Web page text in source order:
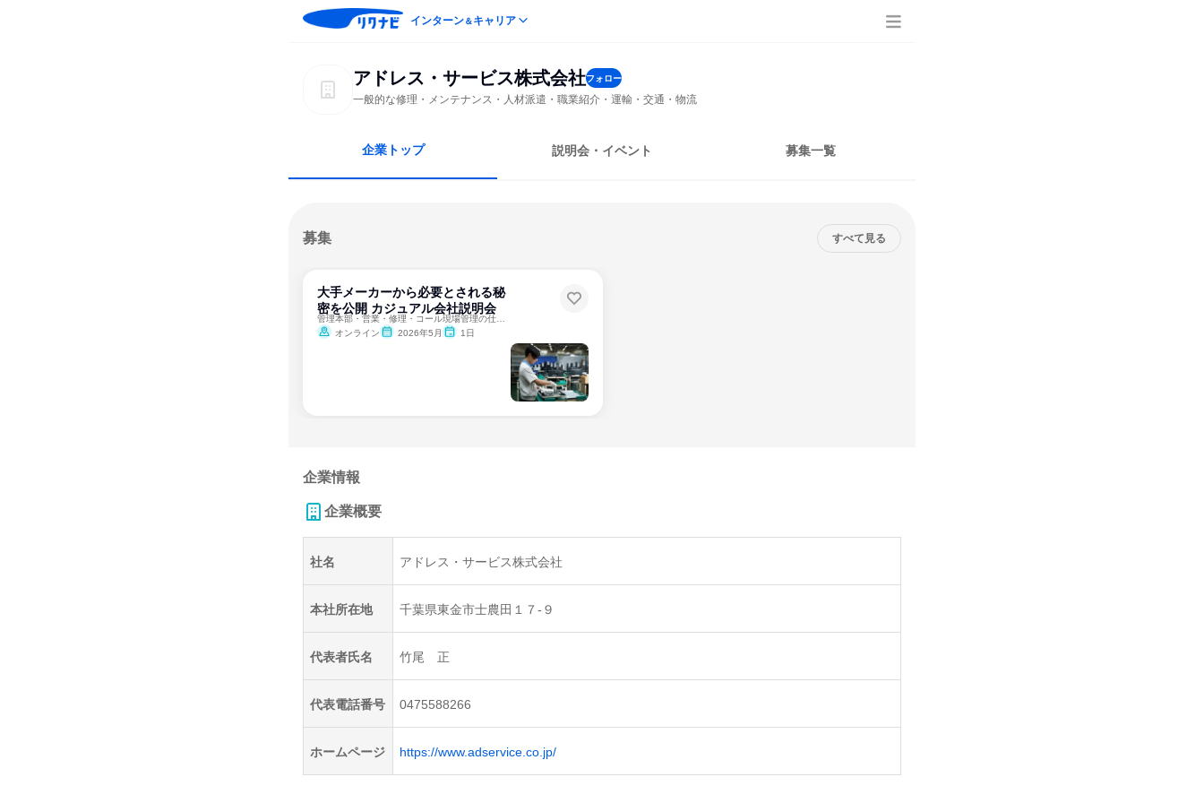
インターン＆キャリア
アドレス・サービス株式会社フォロー
一般的な修理・メンテナンス・人材派遣・職業紹介・運輸・交通・物流
企業トップ 説明会・イベント 募集一覧
募集 すべて見る
大手メーカーから必要とされる秘
密を公開 カジュアル会社説明会
オンライン
2026年5月 1日
企業情報
企業概要
社名 アドレス・サービス株式会社
本社所在地 千葉県東金市士農田１７-９
代表者氏名 竹尾 正
代表電話番号 0475588266
ホームページ https://www.adservice.co.jp/